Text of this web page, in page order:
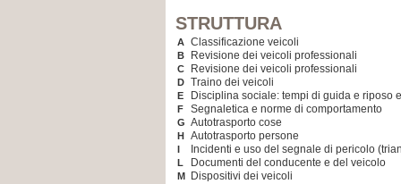
STRUTTURA
A Classificazione veicoli
B Revisione dei veicoli professionali
C Revisione dei veicoli professionali
D Traino dei veicoli
E Disciplina sociale: tempi di guida e riposo
F Segnaletica e norme di comportamento
G Autotrasporto cose
H Autotrasporto persone
I Incidenti e uso del segnale di pericolo
L Documenti del conducente e del veicolo
M Dispositivi dei veicoli